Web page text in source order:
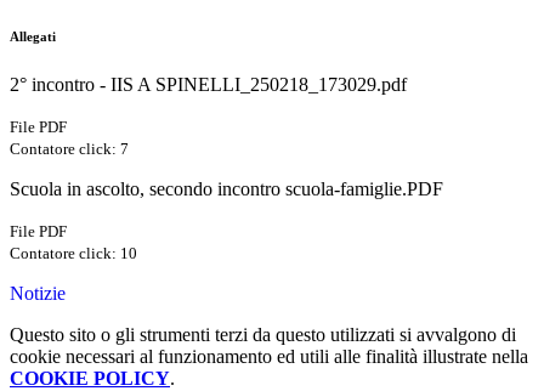
Allegati
2° incontro - IIS A SPINELLI_250218_173029.pdf
File PDF
Contatore click: 7
Scuola in ascolto, secondo incontro scuola-famiglie.PDF
File PDF
Contatore click: 10
Notizie
Questo sito o gli strumenti terzi da questo utilizzati si avvalgono di
cookie necessari al funzionamento ed utili alle finalità illustrate nella
COOKIE POLICY.